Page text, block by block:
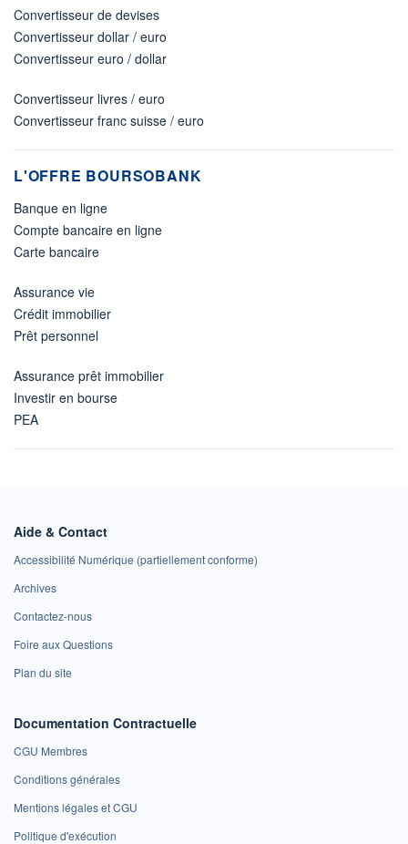
Convertisseur de devises
Convertisseur dollar / euro
Convertisseur euro / dollar
Convertisseur livres / euro
Convertisseur franc suisse / euro
L'OFFRE BOURSOBANK
Banque en ligne
Compte bancaire en ligne
Carte bancaire
Assurance vie
Crédit immobilier
Prêt personnel
Assurance prêt immobilier
Investir en bourse
PEA
Aide & Contact
Accessibilité Numérique (partiellement conforme)
Archives
Contactez-nous
Foire aux Questions
Plan du site
Documentation Contractuelle
CGU Membres
Conditions générales
Mentions légales et CGU
Politique d'exécution